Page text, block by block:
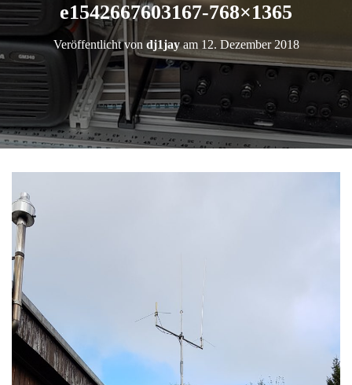
e1542667603167-768×1365
Veröffentlicht von dj1jayam 12. Dezember 2018